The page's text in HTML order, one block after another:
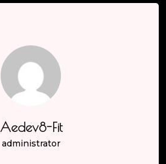
Aedev8-Fit
administrator